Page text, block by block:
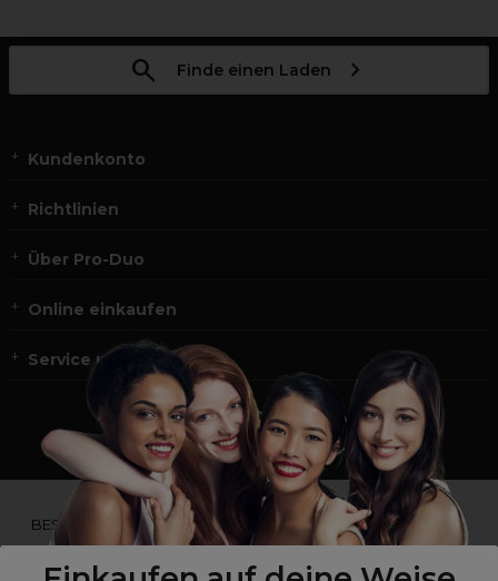
Finde einen Laden
Kundenkonto
Richtlinien
Über Pro-Duo
Online einkaufen
Service und Kontakt
*Du bist kein Profikunde?
BESUCHE
UNSERE WEBSEITE FÜR ENDVERBRAUCHER.*